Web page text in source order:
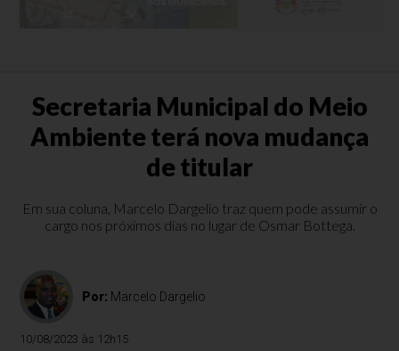
Secretaria Municipal do Meio
Ambiente terá nova mudança
de titular
Em sua coluna, Marcelo Dargelio traz quem pode assumir o
cargo nos próximos dias no lugar de Osmar Bottega.
Por: Marcelo Dargelio
10/08/2023 às 12h15